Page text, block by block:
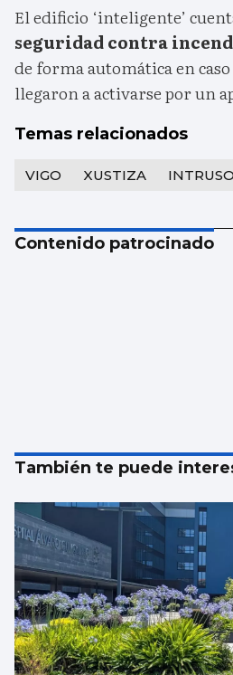
El edificio ‘inteligente’
seguridad contra
de forma automática en
llegaron a activarse por un
Temas relacionados
VIGO XUSTIZA
Contenido patrocinado
También te puede